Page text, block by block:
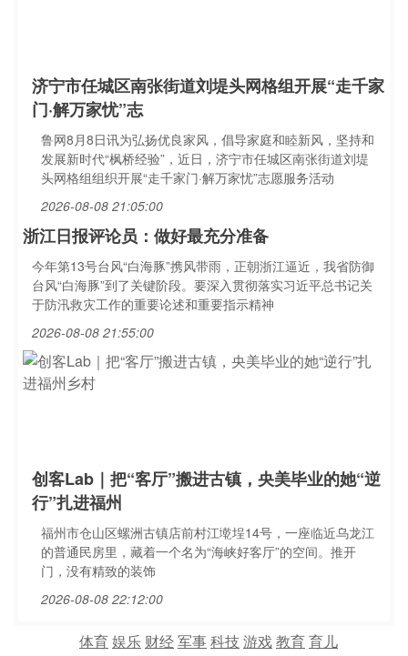
济宁市任城区南张街道刘堤头网格组开展“走千家
门·解万家忧”志
鲁网8月8日讯为弘扬优良家风，倡导家庭和睦新风，坚持和
发展新时代“枫桥经验”，近日，济宁市任城区南张街道刘堤
头网格组组织开展“走千家门·解万家忧”志愿服务活动
2026-08-08 21:05:00
浙江日报评论员：做好最充分准备
今年第13号台风“白海豚”携风带雨，正朝浙江逼近，我省防御
台风“白海豚”到了关键阶段。要深入贯彻落实习近平总书记关
于防汛救灾工作的重要论述和重要指示精神
2026-08-08 21:55:00
创客Lab｜把“客厅”搬进古镇，央美毕业的她“逆
行”扎进福州
福州市仓山区螺洲古镇店前村江墘埕14号，一座临近乌龙江
的普通民房里，藏着一个名为“海峡好客厅”的空间。推开
门，没有精致的装饰
2026-08-08 22:12:00
体育娱乐 财经军事科技游戏教育育儿